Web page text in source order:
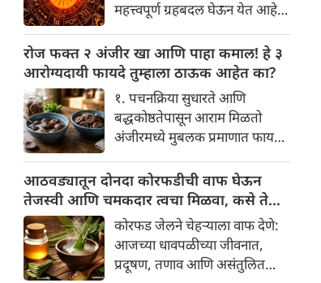
यामागे खोलवर रुजलेल्या पौराणिक
श्रद्धा, आध्यात्मिक अर्थ आणि काही
वैज्ञानिक तर्कदेखील आहेत. चला, या
अनोख्या परंपरेमागील अर्थ
सविस्तरपणे समजून घेऊया.
महत्त्वपूर्ण ग्रहबदल घेऊन येत आहे.
हालचाल अनेक राशींच्या जीवनात
सकारात्मक बदल घडवून आणणार
आहे. विशेषतः ३ ऑगस्ट रोजी एक
अत्यंत दुर्मिळ आणि फलदायी
ग्रहस्थिती (संयोग) तयार होत आहे.
या दिवशी तयार होणारे शुभ योग,
ग्रहांची स्थिती आणि या गोचरमुळे
ज्यांचे नशीब उजळणार आहे अशा
भाग्यवान राशींबद्दल आपण जाणून
घेऊया!
रोज फक्त २ अंजीर खा आणि पाहा कमाल! हे ३
आरोग्यदायी फायदे तुम्हाला ठाऊक आहेत का?
१. पचनक्रिया सुधारते आणि
बद्धकोष्ठतेपासून आराम मिळतो
अंजीरमध्ये मुबलक प्रमाणात फायबर
बद्धकोष्ठता, गॅस किंवा अपचनाचा
त्रास होत असेल, तर अंजीर
तुमच्यासाठी वरदान ठरू शकते. हे
आतड्यांची स्वच्छता ठेवण्यास मदत
करते. पचनसंस्था मजबूत करून पोट
साफ होण्यास मदत करते.
आठवड्यातून दोनदा कोरफडीची वाफ घेऊन
तेजस्वी आणि चमकदार त्वचा मिळवा, कसे ते
जाणून घ्या
कोरफड जेलने चेहऱ्याला वाफ देणे:
आजच्या धावपळीच्या जीवनात,
प्रदूषण, तणाव आणि असंतुलित